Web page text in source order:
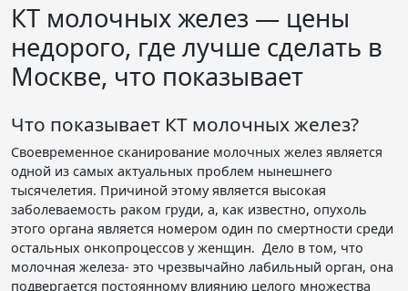
КТ молочных желез — цены
недорого, где лучше сделать в
Москве, что показывает
Что показывает КТ молочных желез?
Своевременное сканирование молочных желез является
одной из самых актуальных проблем нынешнего
тысячелетия. Причиной этому является высокая
заболеваемость раком груди, а, как известно, опухоль
этого органа является номером один по смертности среди
остальных онкопроцессов у женщин. Дело в том, что
молочная железа- это чрезвычайно лабильный орган, она
подвергается постоянному влиянию целого множества